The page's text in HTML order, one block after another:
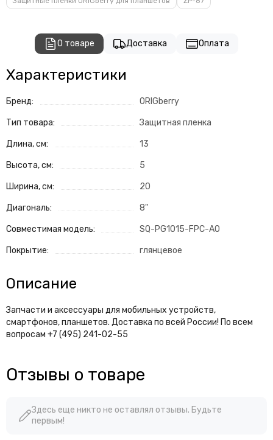
О товаре Доставка Оплата
Характеристики
Бренд: ORIGberry
Тип товара: Защитная пленка
Длина, см: 13
Высота, см: 5
Ширина, см: 20
Диагональ: 8"
Совместимая модель: SQ-PG1015-FPC-A0
Покрытие: глянцевое
Описание
Запчасти и аксессуары для мобильных устройств,
смартфонов, планшетов. Доставка по всей России! По всем
вопросам +7 (495) 241-02-55
Отзывы о товаре
Здесь еще никто не оставлял отзывы. Будьте
первым!